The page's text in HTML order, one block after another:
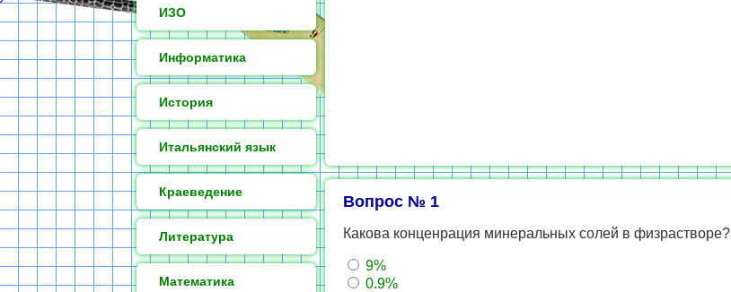
ИЗО
Информатика
История
Итальянский язык
Краеведение
Литература
Математика
Вопрос № 1
Какова конценрация минеральных солей в физрастворе?
9%
0.9%